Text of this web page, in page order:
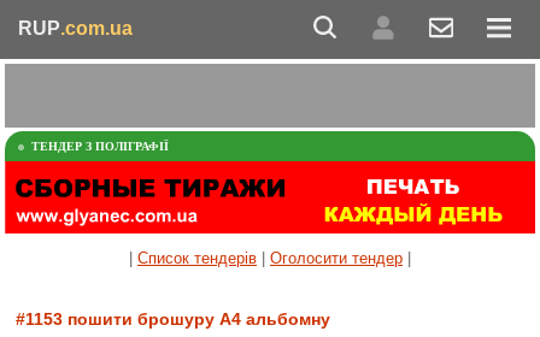
RUP.com.ua
ТЕНДЕР З ПОЛІГРАФІЇ
Список тендерів Оголосити тендер
#1153 пошити брошуру А4 альбомну